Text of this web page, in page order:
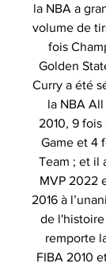
la NBA a
volume de
fois
Golden
Curry a été
la NBA
2010, 9
Game et 4
Team ; et il
MVP 2022
2016 à
de
remporte
FIBA 2010